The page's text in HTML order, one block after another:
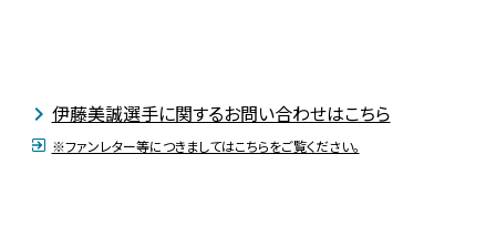
伊藤美誠選手に関するお問い合わせはこちら
※ファンレター等につきましてはこちらをご覧ください。